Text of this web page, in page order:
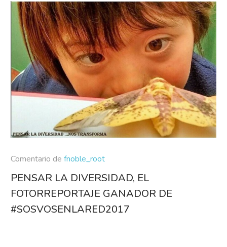
Comentario de fnoble_root
PENSAR LA DIVERSIDAD, EL
FOTORREPORTAJE GANADOR DE
#SOSVOSENLARED2017